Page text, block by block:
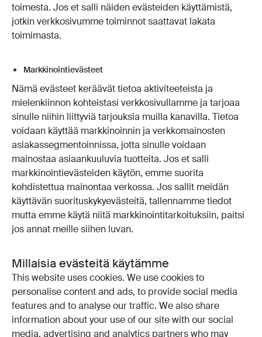
toimesta. Jos et salli näiden evästeiden käyttämistä,
jotkin verkkosivumme toiminnot saattavat lakata
toimimasta.
Markkinointievästeet
Nämä evästeet keräävät tietoa aktiviteeteista ja
mielenkiinnon kohteistasi verkkosivullamme ja tarjoaa
sinulle niihin liittyviä tarjouksia muilla kanavilla. Tietoa
voidaan käyttää markkinoinnin ja verkkomainosten
asiakassegmentoinnissa, jotta sinulle voidaan
mainostaa asiaankuuluvia tuotteita. Jos et salli
markkinointievästeiden käytön, emme suorita
kohdistettua mainontaa verkossa. Jos sallit meidän
käyttävän suorituskykyevästeitä, tallennamme tiedot
mutta emme käytä niitä markkinointitarkoituksiin, paitsi
jos annat meille siihen luvan.
Millaisia evästeitä käytämme
This website uses cookies. We use cookies to
personalise content and ads, to provide social media
features and to analyse our traffic. We also share
information about your use of our site with our social
media, advertising and analytics partners who may